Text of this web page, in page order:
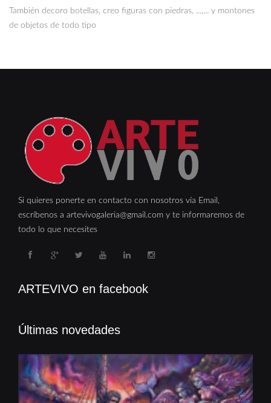
También decoro botellas, creo figuras con piedras, ...,... y montones
de objetos de todo tipo
Si quieres ponerte en contacto con nosotros vía Email,
escríbenos a artevivogaleria@gmail.com y te informaremos de
todo lo que necesites
ARTEVIVO en facebook
Últimas novedades